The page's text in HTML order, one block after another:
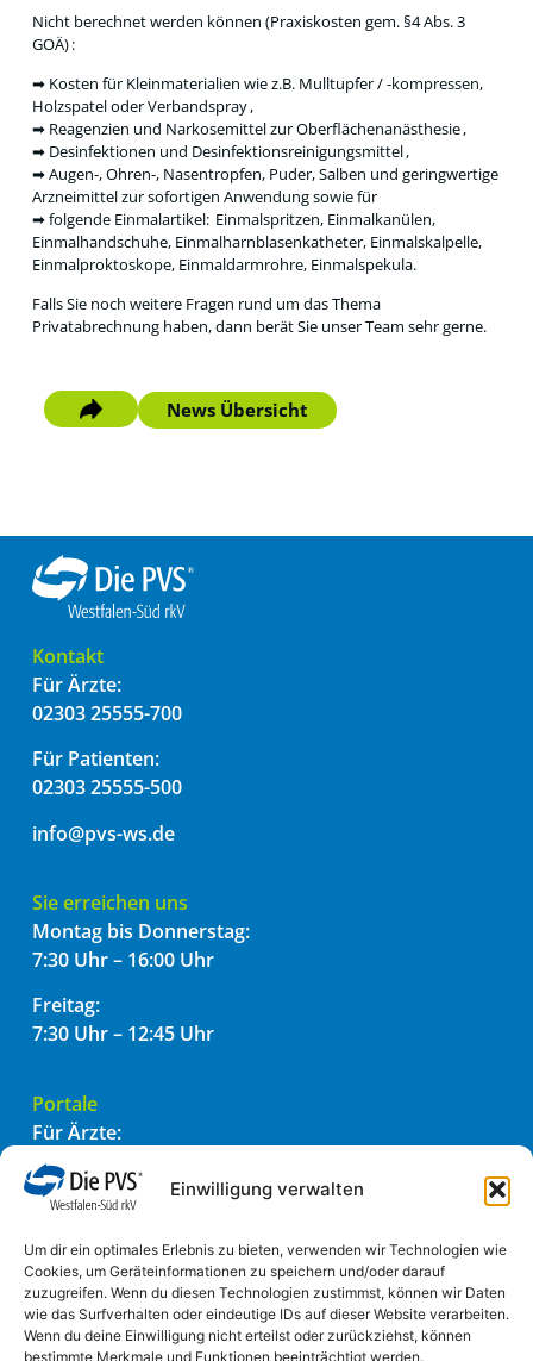
Einwilligung verwalten
Um dir ein optimales Erlebnis zu bieten, verwenden wir Technologien wie
Cookies, um Geräteinformationen zu speichern und/oder darauf
zuzugreifen. Wenn du diesen Technologien zustimmst, können wir Daten
wie das Surfverhalten oder eindeutige IDs auf dieser Website verarbeiten.
Wenn du deine Einwilligung nicht erteilst oder zurückziehst, können
bestimmte Merkmale und Funktionen beeinträchtigt werden.
Nicht berechnet werden können (Praxiskosten gem. §4 Abs. 3
GOÄ) :
➡ Kosten für Kleinmaterialien wie z.B. Mulltupfer / -kompressen,
Holzspatel oder Verbandspray ,
➡ Reagenzien und Narkosemittel zur Oberflächenanästhesie ,
➡ Desinfektionen und Desinfektionsreinigungsmittel ,
➡ Augen-, Ohren-, Nasentropfen, Puder, Salben und geringwertige
Arzneimittel zur sofortigen Anwendung sowie für
➡ folgende Einmalartikel: Einmalspritzen, Einmalkanülen,
Einmalhandschuhe, Einmalharnblasenkatheter, Einmalskalpelle,
Einmalproktoskope, Einmaldarmrohre, Einmalspekula.
Falls Sie noch weitere Fragen rund um das Thema
Privatabrechnung haben, dann berät Sie unser Team sehr gerne.
News Übersicht
Kontakt
Für Ärzte:
02303 25555-700
Für Patienten:
02303 25555-500
info@pvs-ws.de
Sie erreichen uns
Montag bis Donnerstag:
7:30 Uhr – 16:00 Uhr
Freitag:
7:30 Uhr – 12:45 Uhr
Portale
Für Ärzte:
PVSconnect
PADtransfer
Einfach einreichen
Informatives